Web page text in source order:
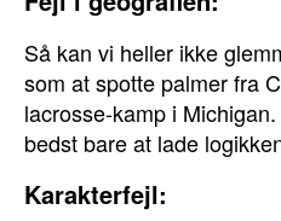
Så kan vi heller ikke
som at spotte palmer fra
lacrosse-kamp i
bedst bare at lade
Karakterfejl: